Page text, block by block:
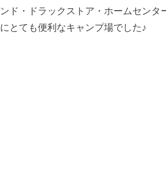
ンド・ドラックストア・ホームセン
にとても便利なキャンプ場でした♪